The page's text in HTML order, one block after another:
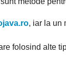
, iar la un
folosind alte